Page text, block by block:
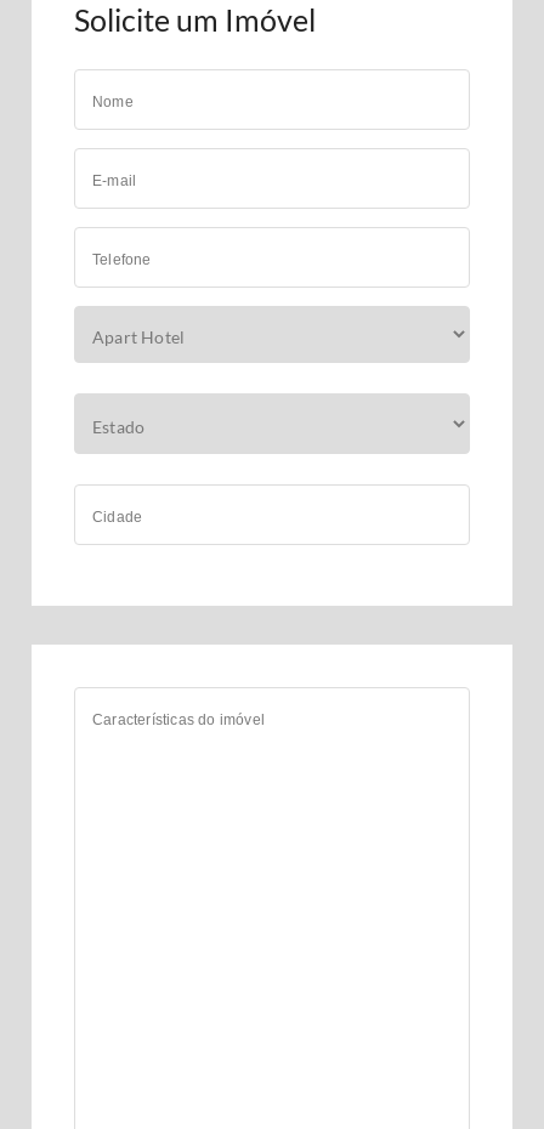
Solicite um Imóvel
Nome
E-mail
Telefone
Cidade
Características do imóvel